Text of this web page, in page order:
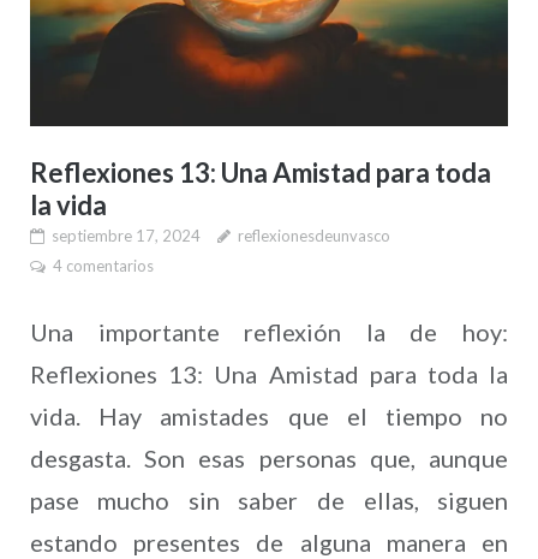
Reflexiones 13: Una Amistad para toda
la vida
septiembre 17, 2024
reflexionesdeunvasco
4 comentarios
Una importante reflexión la de hoy:
Reflexiones 13: Una Amistad para toda la
vida. Hay amistades que el tiempo no
desgasta. Son esas personas que, aunque
pase mucho sin saber de ellas, siguen
estando presentes de alguna manera en